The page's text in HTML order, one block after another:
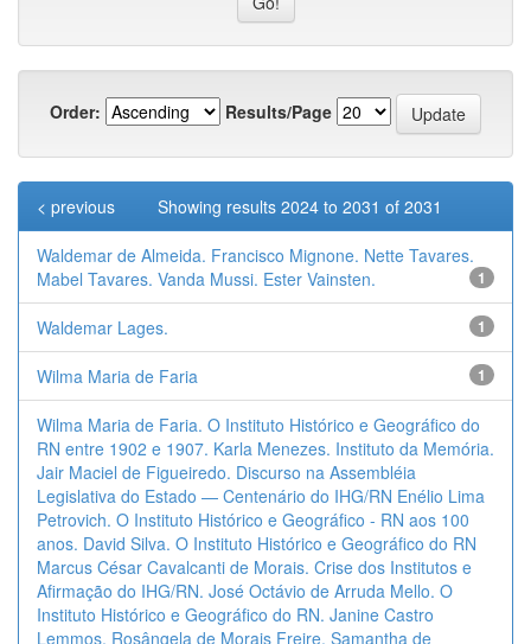
Order: Results/Page
Showing results 2024 to 2031 of 2031
< previous
Waldemar de Almeida. Francisco Mignone. Nette Tavares.
Mabel Tavares. Vanda Mussi. Ester Vainsten.
1
Waldemar Lages. 1
Wilma Maria de Faria 1
Wilma Maria de Faria. O Instituto Histórico e Geográfico do
RN entre 1902 e 1907. Karla Menezes. Instituto da Memória.
Jair Maciel de Figueiredo. Discurso na Assembléia
Legislativa do Estado — Centenário do IHG/RN Enélio Lima
Petrovich. O Instituto Histórico e Geográfico - RN aos 100
anos. David Silva. O Instituto Histórico e Geográfico do RN
Marcus César Cavalcanti de Morais. Crise dos Institutos e
Afirmação do IHG/RN. José Octávio de Arruda Mello. O
Instituto Histórico e Geográfico do RN. Janine Castro
Lemmos, Rosângela de Morais Freire, Samantha de